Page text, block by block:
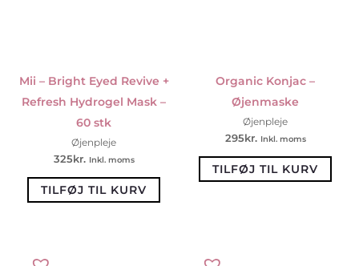
Mii – Bright Eyed Revive +
Refresh Hydrogel Mask –
60 stk
Øjenpleje
325kr. Inkl. moms
TILFØJ TIL KURV
Organic Konjac –
Øjenmaske
Øjenpleje
295kr. Inkl. moms
TILFØJ TIL KURV